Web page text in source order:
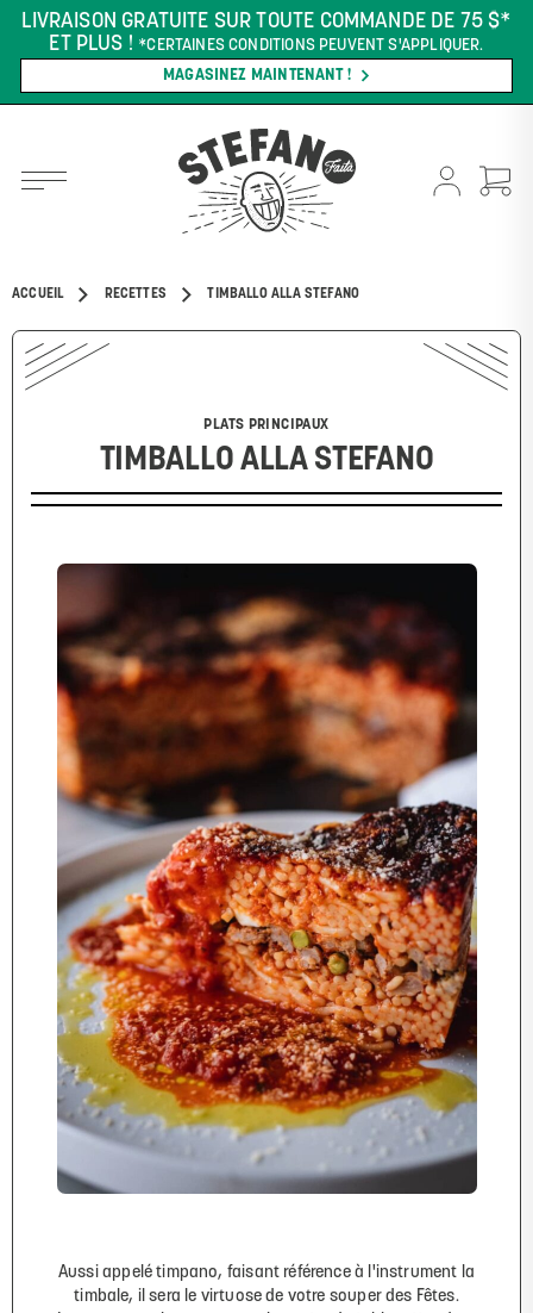
LIVRAISON GRATUITE SUR TOUTE COMMANDE DE 75 $*
ET PLUS ! *CERTAINES CONDITIONS PEUVENT S'APPLIQUER.
MAGASINEZ MAINTENANT !
ACCUEIL RECETTES TIMBALLO ALLA STEFANO
PLATS PRINCIPAUX
TIMBALLO ALLA STEFANO
Aussi appelé timpano, faisant référence à l'instrument la
timbale, il sera le virtuose de votre souper des Fêtes.